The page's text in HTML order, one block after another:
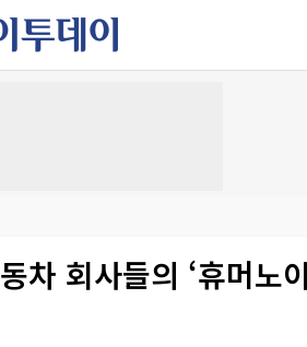
회사들의 ‘휴머노